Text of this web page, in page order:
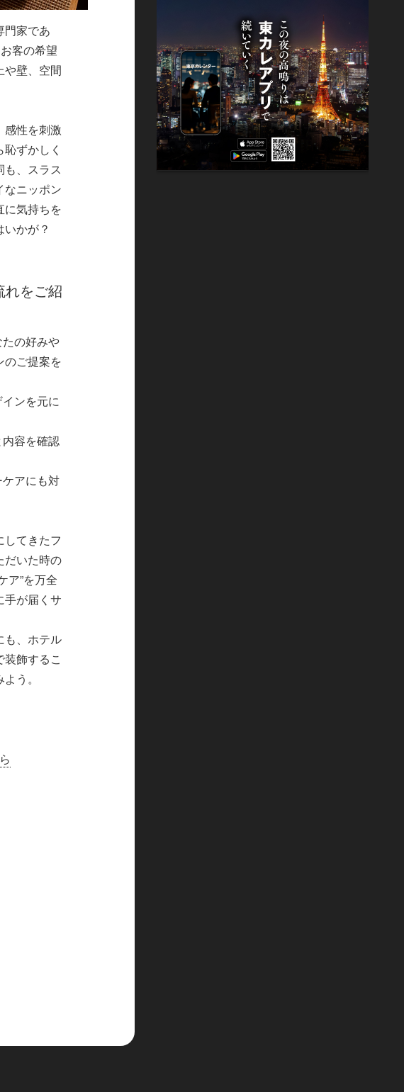
門家であ
客の希望
や壁、空間
感性を刺激
ずかしく
も、スラス
なニッポン
に気持ちを
かが？
れをご紹
の好みや
のご提案を
ンを元に
容を確認
アにも対
してきたフ
だいた時の
ア”を万全
手が届くサ
も、ホテル
飾するこ
う。